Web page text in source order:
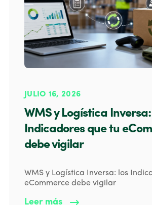
JULIO 16, 2026
WMS y Logística
Indicadores que tu
debe vigilar
WMS y Logística Inversa: los
eCommerce debe vigilar
Leer más